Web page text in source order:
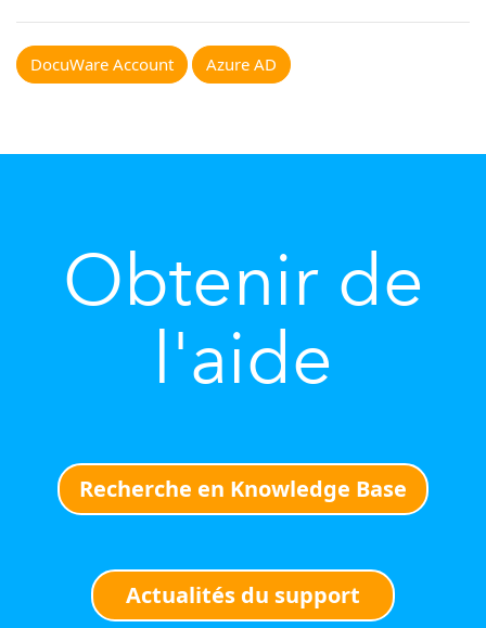
DocuWare Account Azure AD
Obtenir de
l'aide
Recherche en Knowledge Base
Actualités du support